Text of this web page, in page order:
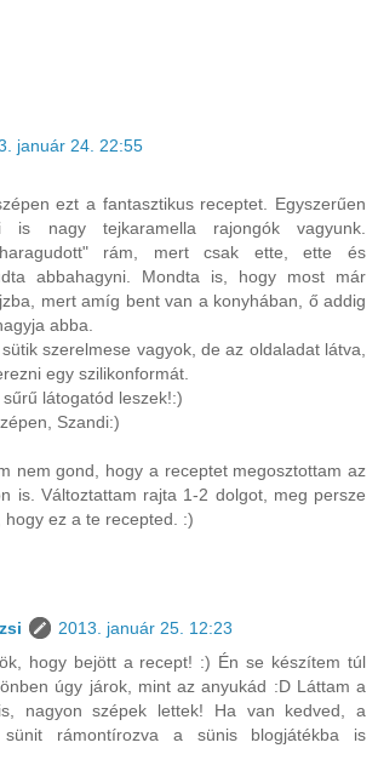
január 24. 22:55
ezt a fantasztikus receptet. Egyszerűen
is nagy tejkaramella rajongók vagyunk.
rám, mert csak ette, ette és
abbahagyni. Mondta is, hogy most már
mert amíg bent van a konyhában, ő addig
abba.
szerelmese vagyok, de az oldaladat látva,
egy szilikonformát.
látogatód leszek!:)
Szandi:)
nem gond, hogy a receptet megosztottam az
is. Változtattam rajta 1-2 dolgot, meg persze
hogy ez a te recepted. :)
2013. január 25. 12:23
hogy bejött a recept! :) Én se készítem túl
úgy járok, mint az anyukád :D Láttam a
nagyon szépek lettek! Ha van kedved, a
rámontírozva a sünis blogjátékba is